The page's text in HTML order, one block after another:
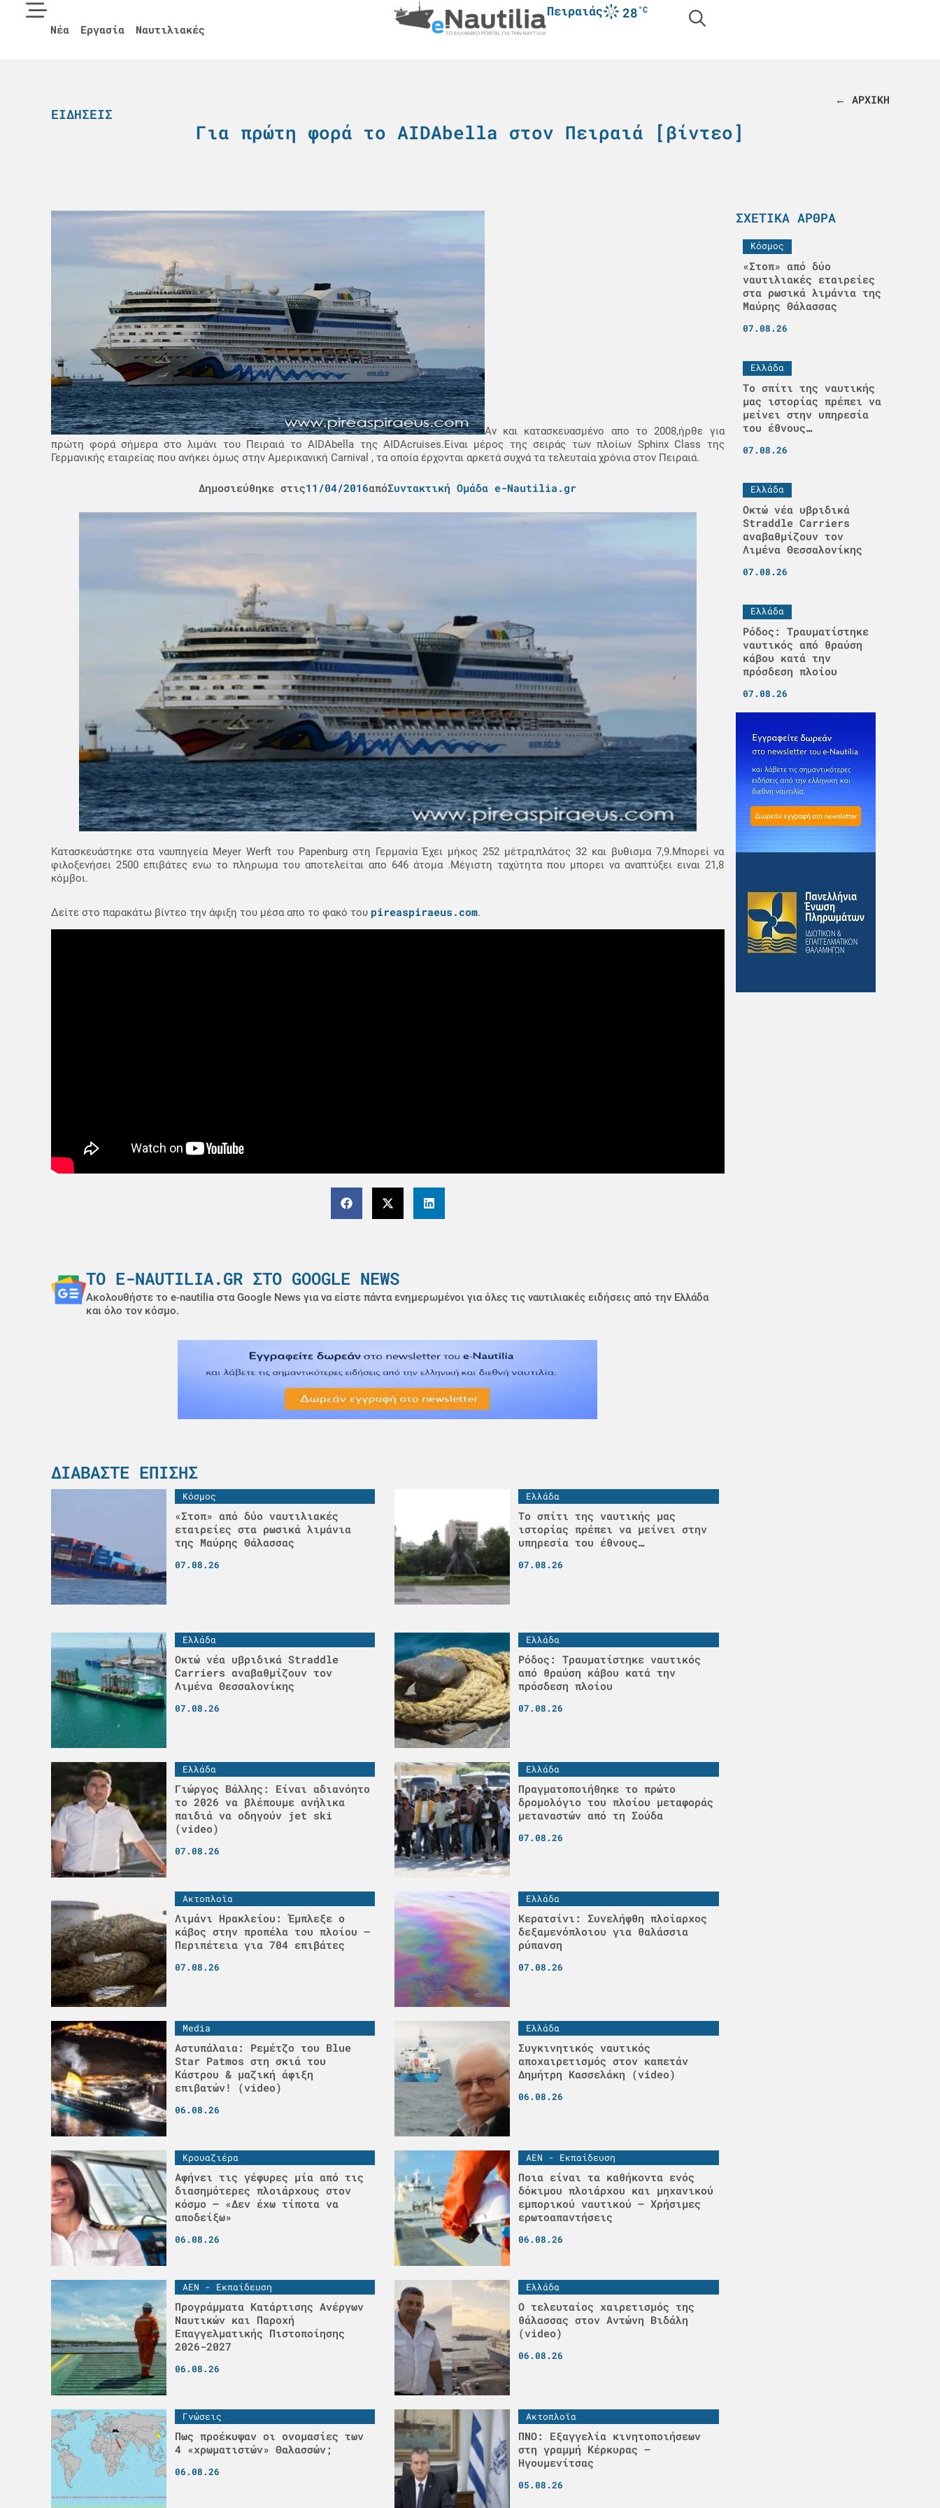
Νέα Εργασία Ναυτιλιακές
Πειραιάς 28°C
← ΑΡΧΙΚΗ
ΕΙΔΉΣΕΙΣ
Για πρώτη φορά το AIDAbella στον Πειραιά [βίντεο]
Αν και κατασκευασμένο απο το 2008,ήρθε για
πρώτη φορά σήμερα στο λιμάνι του Πειραιά το AIDAbella της AIDAcruises.Είναι μέρος της σειράς των πλοίων Sphinx Class της
Γερμανικής εταιρείας που ανήκει όμως στην Αμερικανική Carnival , τα οποία έρχονται αρκετά συχνά τα τελευταία χρόνια στον Πειραιά.
Δημοσιεύθηκε στις11/04/2016απόΣυντακτική Ομάδα e-Nautilia.gr
Κατασκευάστηκε στα ναυπηγεία Meyer Werft του Papenburg στη Γερμανία Έχει μήκος 252 μέτρα,πλάτος 32 και βυθισμα 7,9.Μπορεί να
φιλοξενήσει 2500 επιβάτες ενω το πληρωμα του αποτελείται απο 646 άτομα .Μέγιστη ταχύτητα που μπορει να αναπτύξει ειναι 21,8
κόμβοι.
Δείτε στο παρακάτω βίντεο την άφιξη του μέσα απο το φακό του pireaspiraeus.com.
ΤΟ E-NAUTILIA.GR ΣΤΟ GOOGLE NEWS
Ακολουθήστε το e-nautilia στα Google News για να είστε πάντα ενημερωμένοι για όλες τις ναυτιλιακές ειδήσεις από την Ελλάδα
και όλο τον κόσμο.
ΔΙΑΒΆΣΤΕ ΕΠΊΣΗΣ
Κόσμος
«Στοπ» από δύο ναυτιλιακές
εταιρείες στα ρωσικά λιμάνια
της Μαύρης Θάλασσας
07.08.26
Ελλάδα
Το σπίτι της ναυτικής μας
ιστορίας πρέπει να μείνει στην
υπηρεσία του έθνους…
07.08.26
Ελλάδα
Οκτώ νέα υβριδικά Straddle
Carriers αναβαθμίζουν τον
Λιμένα Θεσσαλονίκης
07.08.26
Ελλάδα
Ρόδος: Τραυματίστηκε ναυτικός
από θραύση κάβου κατά την
πρόσδεση πλοίου
07.08.26
Ελλάδα
Γιώργος Βάλλης: Είναι αδιανόητο
το 2026 να βλέπουμε ανήλικα
παιδιά να οδηγούν jet ski
(video)
07.08.26
Ελλάδα
Πραγματοποιήθηκε το πρώτο
δρομολόγιο του πλοίου μεταφοράς
μεταναστών από τη Σούδα
07.08.26
Ακτοπλοϊα
Λιμάνι Ηρακλείου: Έμπλεξε ο
κάβος στην προπέλα του πλοίου –
Περιπέτεια για 704 επιβάτες
07.08.26
Ελλάδα
Κερατσίνι: Συνελήφθη πλοίαρχος
δεξαμενόπλοιου για θαλάσσια
ρύπανση
07.08.26
Media
Αστυπάλαια: Ρεμέτζο του Blue
Star Patmos στη σκιά του
Κάστρου & μαζική άφιξη
επιβατών! (video)
06.08.26
Ελλάδα
Συγκινητικός ναυτικός
αποχαιρετισμός στον καπετάν
Δημήτρη Κασσελάκη (video)
06.08.26
Κρουαζιέρα
Αφήνει τις γέφυρες μία από τις
διασημότερες πλοιάρχους στον
κόσμο – «Δεν έχω τίποτα να
αποδείξω»
06.08.26
ΑΕΝ - Εκπαίδευση
Ποια είναι τα καθήκοντα ενός
δόκιμου πλοιάρχου και μηχανικού
εμπορικού ναυτικού – Χρήσιμες
ερωτοαπαντήσεις
06.08.26
ΑΕΝ - Εκπαίδευση
Προγράμματα Κατάρτισης Ανέργων
Ναυτικών και Παροχή
Επαγγελματικής Πιστοποίησης
2026-2027
06.08.26
Ελλάδα
Ο τελευταίος χαιρετισμός της
θάλασσας στον Αντώνη Βιδάλη
(video)
06.08.26
Γνώσεις
Πως προέκυψαν οι ονομασίες των
4 «χρωματιστών» Θαλασσών;
06.08.26
Ακτοπλοϊα
ΠΝΟ: Εξαγγελία κινητοποιήσεων
στη γραμμή Κέρκυρας –
Ηγουμενίτσας
05.08.26
ΣΧΕΤΙΚΆ ΆΡΘΡΑ
Κόσμος
«Στοπ» από δύο
ναυτιλιακές εταιρείες
στα ρωσικά λιμάνια της
Μαύρης Θάλασσας
07.08.26
Ελλάδα
Το σπίτι της ναυτικής
μας ιστορίας πρέπει να
μείνει στην υπηρεσία
του έθνους…
07.08.26
Ελλάδα
Οκτώ νέα υβριδικά
Straddle Carriers
αναβαθμίζουν τον
Λιμένα Θεσσαλονίκης
07.08.26
Ελλάδα
Ρόδος: Τραυματίστηκε
ναυτικός από θραύση
κάβου κατά την
πρόσδεση πλοίου
07.08.26